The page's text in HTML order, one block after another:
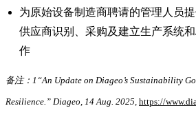
为原始设备制造商聘请的管理人员
供应商识别、采购及建立生产系统
作
备注：1“An Update on Diageo’s Sustainability
Resilience.” Diageo, 14 Aug. 2025, https://